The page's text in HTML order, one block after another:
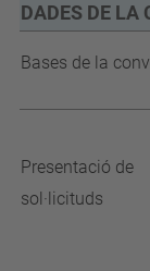
DADES DE LA
Bases de la
Presentació de
sol·licituds